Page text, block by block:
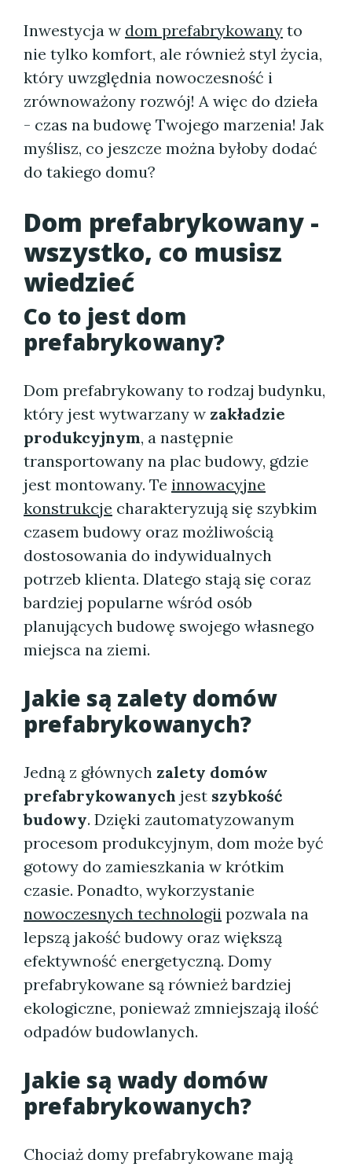
Inwestycja w dom prefabrykowany to
nie tylko komfort, ale również styl życia,
który uwzględnia nowoczesność i
zrównoważony rozwój! A więc do dzieła
- czas na budowę Twojego marzenia! Jak
myślisz, co jeszcze można byłoby dodać
do takiego domu?
Dom prefabrykowany -
wszystko, co musisz
wiedzieć
Co to jest dom
prefabrykowany?
Dom prefabrykowany to rodzaj budynku,
który jest wytwarzany w zakładzie
produkcyjnym, a następnie
transportowany na plac budowy, gdzie
jest montowany. Te innowacyjne
konstrukcje charakteryzują się szybkim
czasem budowy oraz możliwością
dostosowania do indywidualnych
potrzeb klienta. Dlatego stają się coraz
bardziej popularne wśród osób
planujących budowę swojego własnego
miejsca na ziemi.
Jakie są zalety domów
prefabrykowanych?
Jedną z głównych zalety domów
prefabrykowanych jest szybkość
budowy. Dzięki zautomatyzowanym
procesom produkcyjnym, dom może być
gotowy do zamieszkania w krótkim
czasie. Ponadto, wykorzystanie
nowoczesnych technologii pozwala na
lepszą jakość budowy oraz większą
efektywność energetyczną. Domy
prefabrykowane są również bardziej
ekologiczne, ponieważ zmniejszają ilość
odpadów budowlanych.
Jakie są wady domów
prefabrykowanych?
Chociaż domy prefabrykowane mają